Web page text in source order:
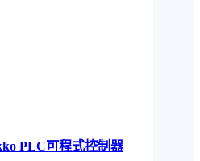
PLC可程式控制器